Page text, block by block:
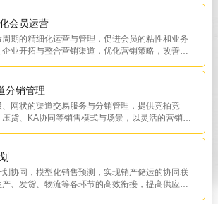
会员运营
期的精细化运营与管理，促进会员的粘性和业务
业开拓与整合营销渠道，优化营销策略，改善消
分销管理
网状的渠道交易服务与分销管理，提供竞拍竞
货、KA协同等销售模式与场景，以灵活的营销政
整体运营效率。
协同，模型化销售预测，实现销产储运的协同联
、发货、物流等各环节的高效衔接，提高供应链